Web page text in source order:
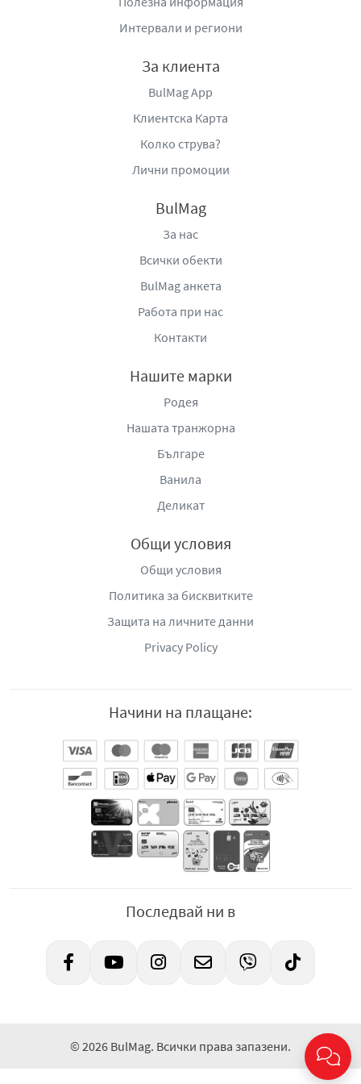
Интервали и региони
За клиента
BulMag App
Клиентска Карта
Колко струва?
Лични промоции
BulMag
За нас
Всички обекти
BulMag анкета
Работа при нас
Контакти
Нашите марки
Родея
Нашата транжорна
Българе
Ванила
Деликат
Общи условия
Общи условия
Политика за бисквитките
Защита на личните данни
Privacy Policy
Начини на плащане:
Последвай ни в
© 2026 BulMag. Всички права запазени.